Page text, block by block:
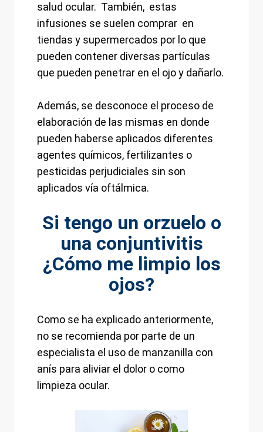
salud ocular. También, estas
infusiones se suelen comprar en
tiendas y supermercados por lo que
pueden contener diversas partículas
que pueden penetrar en el ojo y dañarlo.
Además, se desconoce el proceso de
elaboración de las mismas en donde
pueden haberse aplicados diferentes
agentes químicos, fertilizantes o
pesticidas perjudiciales sin son
aplicados vía oftálmica.
Si tengo un orzuelo o
una conjuntivitis
¿Cómo me limpio los
ojos?
Como se ha explicado anteriormente,
no se recomienda por parte de un
especialista el uso de manzanilla con
anís para aliviar el dolor o como
limpieza ocular.